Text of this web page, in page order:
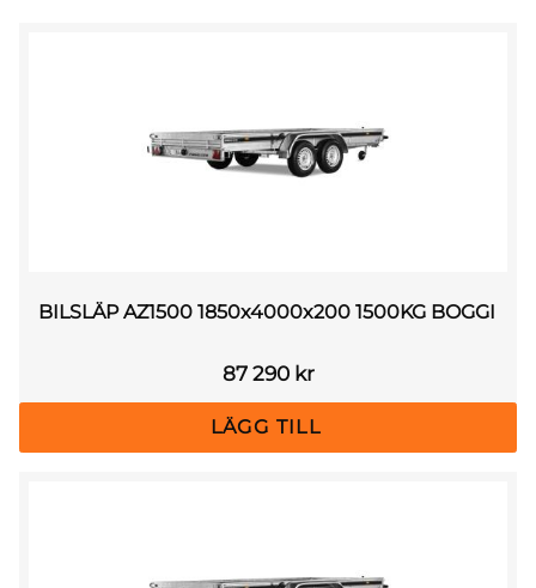
BILSLÄP AZ1500 1850x4000x200 1500KG BOGGI
87 290kr